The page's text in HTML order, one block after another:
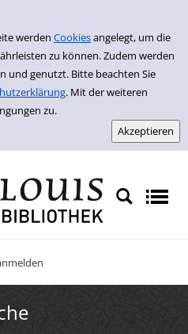
werden Cookiesangelegt, um die
zu können. Zudem werden
und genutzt. Bitte beachten Sie
. Mit der weiteren
zu.